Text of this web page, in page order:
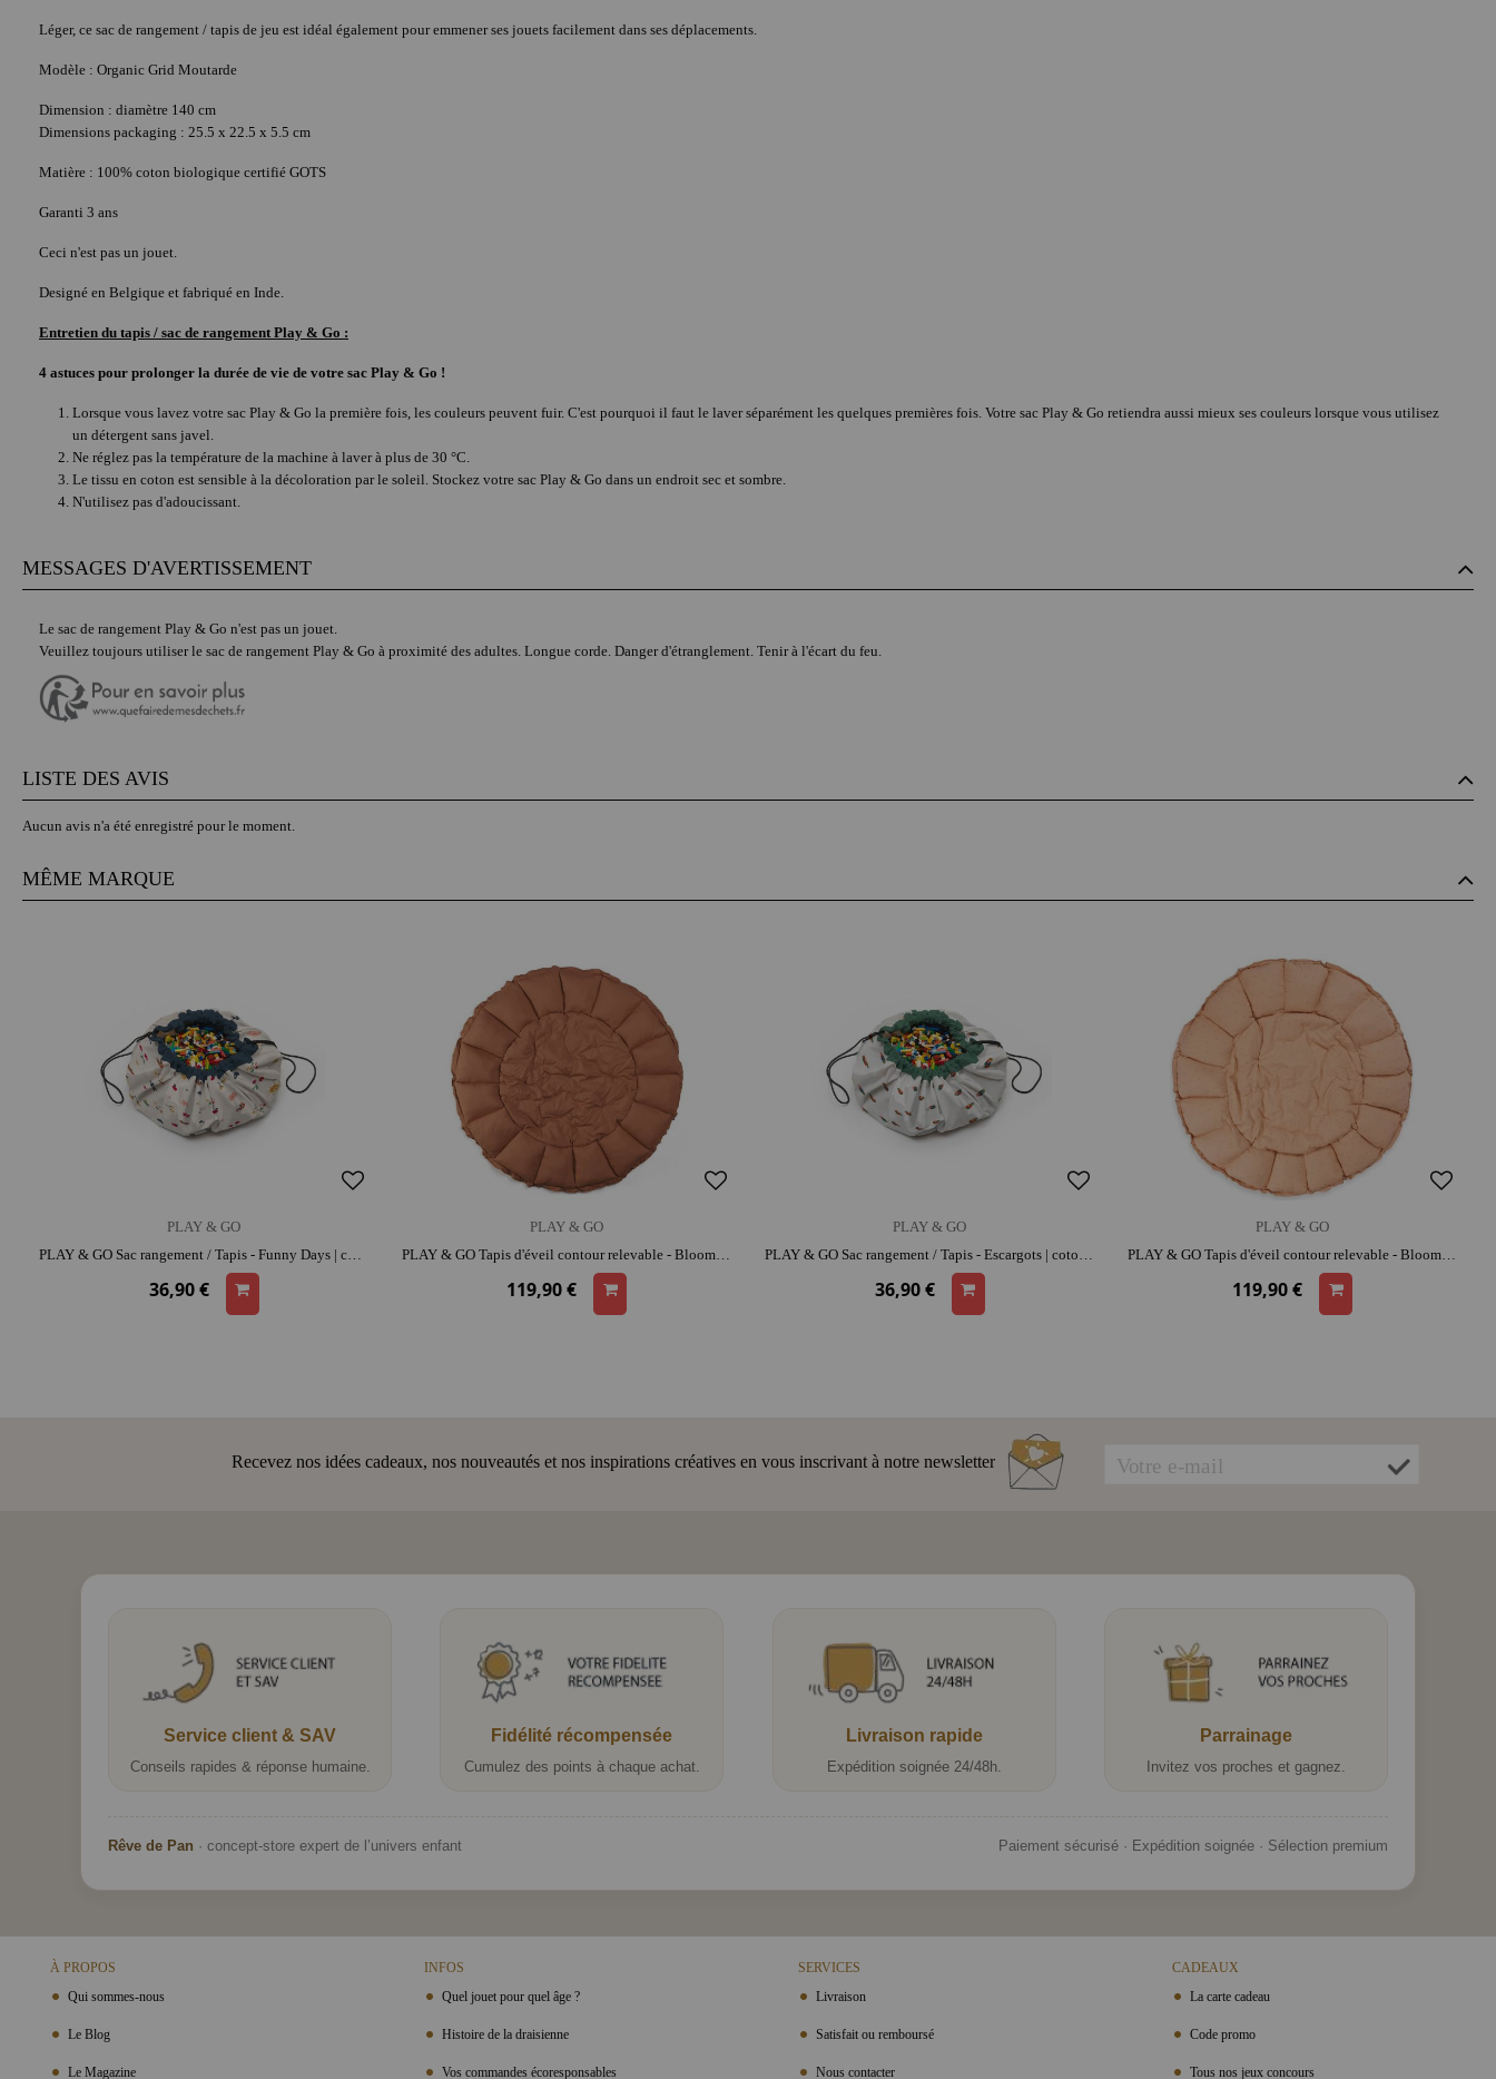
Léger, ce sac de rangement / tapis de jeu est idéal également pour emmener ses jouets facilement dans ses déplacements.
Modèle : Organic Grid Moutarde
Dimension : diamètre 140 cm
Dimensions packaging : 25.5 x 22.5 x 5.5 cm
Matière : 100% coton biologique certifié GOTS
Garanti 3 ans
Ceci n'est pas un jouet.
Designé en Belgique et fabriqué en Inde.
Entretien du tapis / sac de rangement Play & Go :
4 astuces pour prolonger la durée de vie de votre sac Play & Go !
Lorsque vous lavez votre sac Play & Go la première fois, les couleurs peuvent fuir. C'est pourquoi il faut le laver séparément les quelques premières fois. Votre sac Play & Go retiendra aussi mieux ses couleurs lorsque vous utilisez
un détergent sans javel.
Ne réglez pas la température de la machine à laver à plus de 30 °C.
Le tissu en coton est sensible à la décoloration par le soleil. Stockez votre sac Play & Go dans un endroit sec et sombre.
N'utilisez pas d'adoucissant.
MESSAGES D'AVERTISSEMENT
Le sac de rangement Play & Go n'est pas un jouet.
Veuillez toujours utiliser le sac de rangement Play & Go à proximité des adultes. Longue corde. Danger d'étranglement. Tenir à l'écart du feu.
LISTE DES AVIS
Aucun avis n'a été enregistré pour le moment.
MÊME MARQUE
PLAY & GO
PLAY & GO Sac rangement / Tapis - Funny Days | coton | range-jouets malin
36,90 €
PLAY & GO
PLAY & GO Tapis d'éveil contour relevable - Bloom brun | coton bio | espace de jeu confortable | range-jouets malin
119,90 €
PLAY & GO
PLAY & GO Sac rangement / Tapis - Escargots | coton | range-jouets malin
36,90 €
PLAY & GO
PLAY & GO Tapis d'éveil contour relevable - Bloom Fleuri | coton bio | espace de jeu confortable | range-jouets malin
119,90 €
Recevez nos idées cadeaux, nos nouveautés et nos inspirations créatives en vous inscrivant à notre newsletter
Service client & SAV
Conseils rapides & réponse humaine.
Fidélité récompensée
Cumulez des points à chaque achat.
Livraison rapide
Expédition soignée 24/48h.
Parrainage
Invitez vos proches et gagnez.
Rêve de Pan · concept-store expert de l’univers enfant Paiement sécurisé · Expédition soignée · Sélection premium
À PROPOS
Qui sommes-nous
Le Blog
Le Magazine
INFOS
Quel jouet pour quel âge ?
Histoire de la draisienne
Vos commandes écoresponsables
SERVICES
Livraison
Satisfait ou remboursé
Nous contacter
CADEAUX
La carte cadeau
Code promo
Tous nos jeux concours